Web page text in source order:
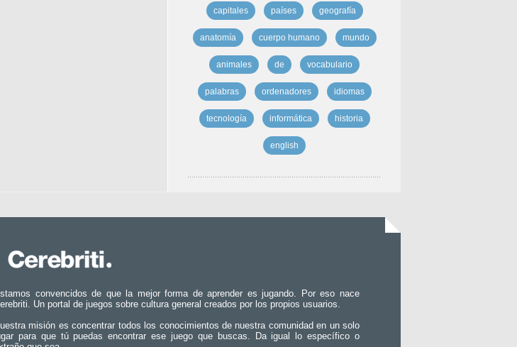
capitales países geografía
anatomía cuerpo humano mundo
animales de vocabulario
palabras ordenadores idiomas
tecnología informática historia
english
convencidos de que la mejor forma de aprender es jugando. Por eso nace
Un portal de juegos sobre cultura general creados por los propios usuarios.
misión es concentrar todos los conocimientos de nuestra comunidad en un solo
para que tú puedas encontrar ese juego que buscas. Da igual lo específico o